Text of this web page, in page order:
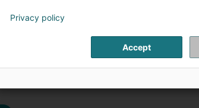
Privacy policy
Accept